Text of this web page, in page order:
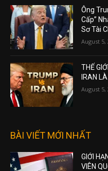
Ông
Cấp”
Sơ Tài
August 5,
THẾ
IRAN
August 5,
BÀI VIẾT MỚI NHẤT
GIỚI
VIÊN